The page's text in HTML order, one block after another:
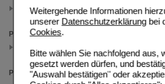
Weitergehende Informationen
unserer Datenschutzerklärungbei
Cookies.
Bitte wählen Sie nachfolgend aus,
gesetzt werden dürfen, und
"Auswahl bestätigen" oder
Augengel
(auswahl entfernen)
Packungsgröße
(auswahl entfernen)
Preis